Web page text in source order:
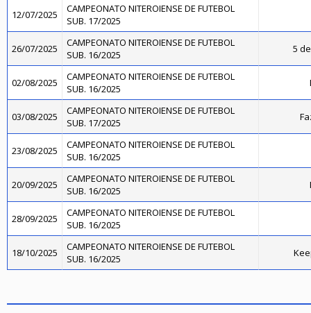
12/07/2025
CAMPEONATO NITEROIENSE DE FUTEBOL
SUB. 17/2025
26/07/2025
CAMPEONATO NITEROIENSE DE FUTEBOL
SUB. 16/2025
5
02/08/2025
CAMPEONATO NITEROIENSE DE FUTEBOL
SUB. 16/2025
03/08/2025
CAMPEONATO NITEROIENSE DE FUTEBOL
SUB. 17/2025
23/08/2025
CAMPEONATO NITEROIENSE DE FUTEBOL
SUB. 16/2025
20/09/2025
CAMPEONATO NITEROIENSE DE FUTEBOL
SUB. 16/2025
28/09/2025
CAMPEONATO NITEROIENSE DE FUTEBOL
SUB. 16/2025
18/10/2025
CAMPEONATO NITEROIENSE DE FUTEBOL
SUB. 16/2025